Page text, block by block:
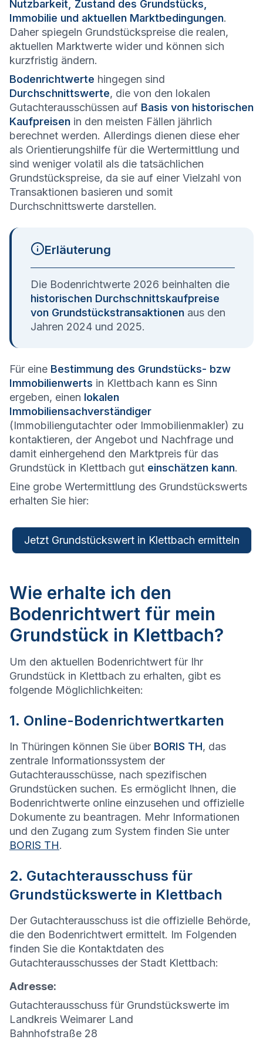
Nutzbarkeit, Zustand des Grundstücks,
Immobilie und aktuellen Marktbedingungen.
Daher spiegeln Grundstückspreise die realen,
aktuellen Marktwerte wider und können sich
kurzfristig ändern.
Bodenrichtwerte hingegen sind
Durchschnittswerte, die von den lokalen
Gutachterausschüssen auf Basis von historischen
Kaufpreisen in den meisten Fällen jährlich
berechnet werden. Allerdings dienen diese eher
als Orientierungshilfe für die Wertermittlung und
sind weniger volatil als die tatsächlichen
Grundstückspreise, da sie auf einer Vielzahl von
Transaktionen basieren und somit
Durchschnittswerte darstellen.
Erläuterung
Die Bodenrichtwerte 2026 beinhalten die
historischen Durchschnittskaufpreise
von Grundstückstransaktionen aus den
Jahren 2024 und 2025.
Für eine Bestimmung des Grundstücks- bzw
Immobilienwerts in Klettbach kann es Sinn
ergeben, einen lokalen
Immobiliensachverständiger
(Immobiliengutachter oder Immobilienmakler) zu
kontaktieren, der Angebot und Nachfrage und
damit einhergehend den Marktpreis für das
Grundstück in Klettbach gut einschätzen kann.
Eine grobe Wertermittlung des Grundstückswerts
erhalten Sie hier:
Jetzt Grundstückswert in Klettbach ermitteln
Wie erhalte ich den
Bodenrichtwert für mein
Grundstück in Klettbach?
Um den aktuellen Bodenrichtwert für Ihr
Grundstück in Klettbach zu erhalten, gibt es
folgende Möglichlichkeiten:
1. Online-Bodenrichtwertkarten
In Thüringen können Sie über BORIS TH, das
zentrale Informationssystem der
Gutachterausschüsse, nach spezifischen
Grundstücken suchen. Es ermöglicht Ihnen, die
Bodenrichtwerte online einzusehen und offizielle
Dokumente zu beantragen. Mehr Informationen
und den Zugang zum System finden Sie unter
BORIS TH.
2. Gutachterausschuss für
Grundstückswerte in Klettbach
Der Gutachterausschuss ist die offizielle Behörde,
die den Bodenrichtwert ermittelt. Im Folgenden
finden Sie die Kontaktdaten des
Gutachterausschusses der Stadt Klettbach:
Adresse:
Gutachterausschuss für Grundstückswerte im
Landkreis Weimarer Land
Bahnhofstraße 28